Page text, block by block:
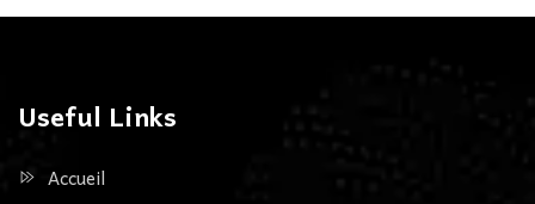
Useful Links
Accueil